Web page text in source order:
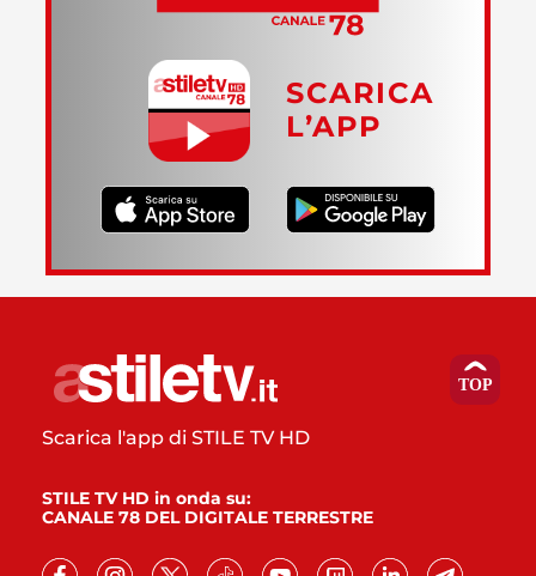
SCARICA
L’APP
Scarica l'app di STILE TV HD
STILE TV HD in onda su:
CANALE 78 DEL DIGITALE TERRESTRE